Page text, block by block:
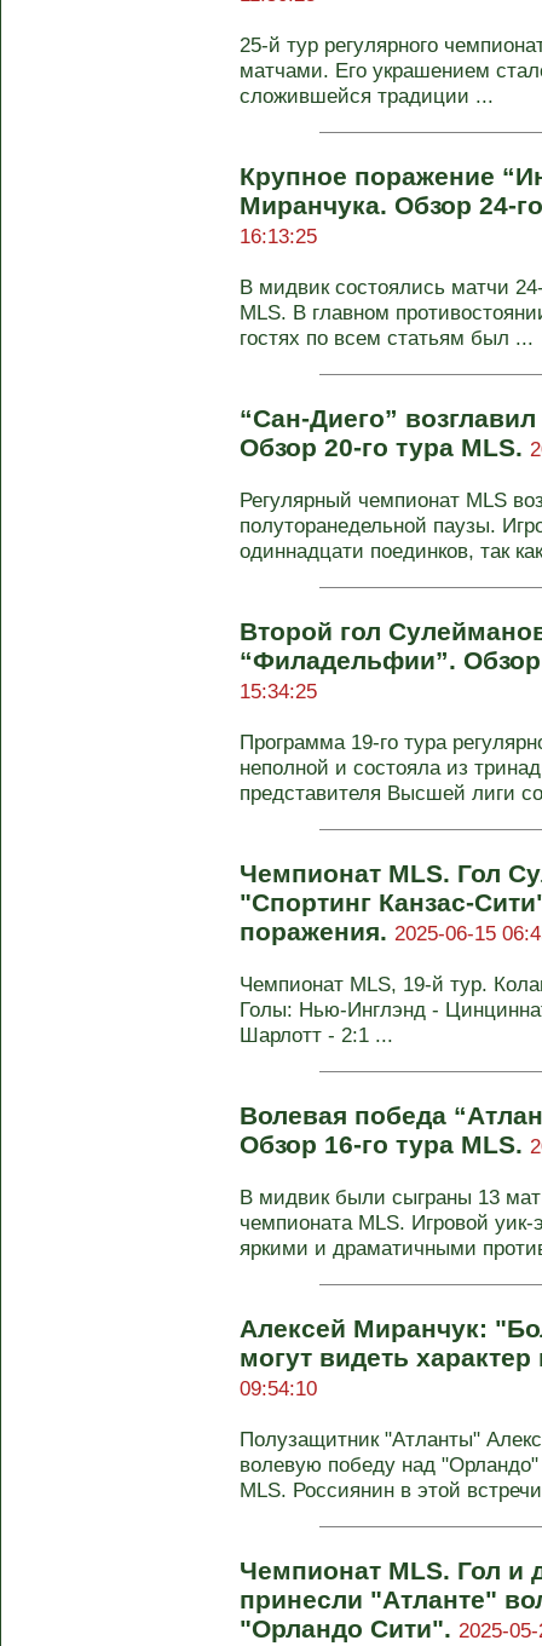
25-й тур регулярного
матчами. Его украшением
сложившейся традиции ...
Крупное поражение
Миранчука. Обзор 24-
16:13:25
В мидвик состоялись матчи
MLS. В главном
гостях по всем статьям был ...
“Сан-Диего”
Обзор 20-го тура MLS.
Регулярный чемпионат MLS
полуторанедельной паузы.
одиннадцати поединков, так
Второй гол
“Филадельфии”.
15:34:25
Программа 19-го тура
неполной и состояла из
представителя Высшей лиги
Чемпионат MLS. Гол
"Спортинг Канзас-
поражения. 2025-06-15
Чемпионат MLS, 19-й тур.
Голы: Нью-Инглэнд -
Шарлотт - 2:1 ...
Волевая победа
Обзор 16-го тура MLS.
В мидвик были сыграны 13
чемпионата MLS. Игровой
яркими и драматичными
Алексей Миранчук:
могут видеть
09:54:10
Полузащитник "Атланты"
волевую победу над
MLS. Россиянин в этой
Чемпионат MLS. Гол и
принесли "Атланте"
"Орландо Сити". 2025-